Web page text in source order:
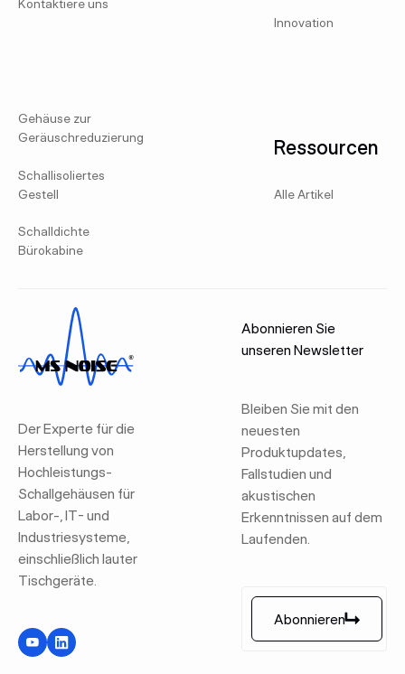
Kontaktiere uns
Gehäuse zur
Geräuschreduzierung
Schallisoliertes
Gestell
Schalldichte
Bürokabine
Innovation
Ressourcen
Alle Artikel
Der Experte für die
Herstellung von
Hochleistungs-
Schallgehäusen für
Labor-, IT- und
Industriesysteme,
einschließlich lauter
Tischgeräte.
Abonnieren Sie
unseren Newsletter
Bleiben Sie mit den
neuesten
Produktupdates,
Fallstudien und
akustischen
Erkenntnissen auf dem
Laufenden.
Abonnieren
Abonnieren